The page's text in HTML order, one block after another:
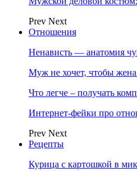
Prev Next
Отношения
Ненависть — анатомия
Муж не хочет, чтобы жена
Что легче – получать
Интернет-фейки про
Prev Next
Рецепты
Курица с картошкой в